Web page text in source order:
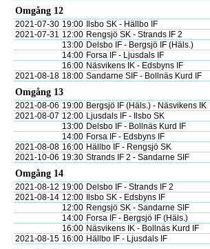
Omgång 12
2021-07-30 19:00 Ilsbo SK - Hällbo IF
2021-07-31 12:00 Rengsjö SK - Strands IF 2
13:00 Delsbo IF - Bergsjö IF (Häls.)
14:00 Forsa IF - Ljusdals IF
16:00 Näsvikens IK - Edsbyns IF
2021-08-18 18:00 Sandarne SIF - Bollnäs Kurd IF
Omgång 13
2021-08-06 19:00 Bergsjö IF (Häls.) - Näsvikens IK
2021-08-07 12:00 Ljusdals IF - Ilsbo SK
13:00 Delsbo IF - Bollnäs Kurd IF
14:00 Forsa IF - Edsbyns IF
2021-08-08 16:00 Hällbo IF - Rengsjö SK
2021-10-06 19:30 Strands IF 2 - Sandarne SIF
Omgång 14
2021-08-12 19:00 Delsbo IF - Strands IF 2
2021-08-14 12:00 Ilsbo SK - Edsbyns IF
12:00 Rengsjö SK - Sandarne SIF
14:00 Forsa IF - Bergsjö IF (Häls.)
16:00 Näsvikens IK - Bollnäs Kurd IF
2021-08-15 16:00 Hällbo IF - Ljusdals IF